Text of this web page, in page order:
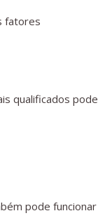
fatores
qualificados pode
pode funcionar